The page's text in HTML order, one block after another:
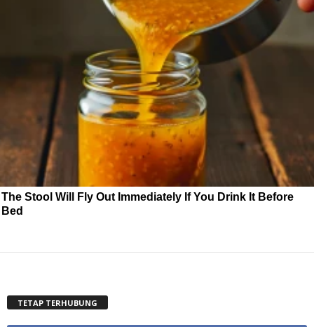
The Stool Will Fly Out Immediately If You Drink It Before
Bed
TETAP TERHUBUNG